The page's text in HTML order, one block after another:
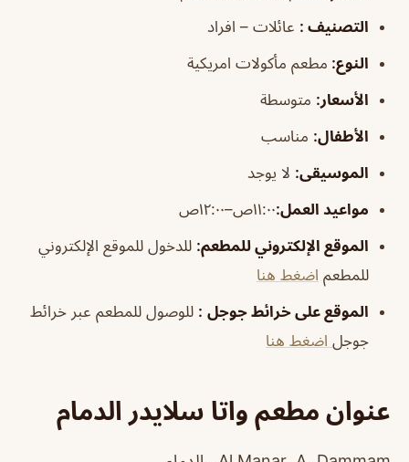
التصنيف : عائلات – افراد
النوع: مطعم مأكولات امريكية
الأسعار: متوسطة
الأطفال: مناسب
الموسيقى: لا يوجد
مواعيد العمل:١١:٠٠ص–١٢:٠٠ص
الموقع الإلكتروني للمطعم: للدخول للموقع الإلكتروني
للمطعم اضغط هنا
الموقع على خرائط جوجل : للوصول للمطعم عبر خرائط
جوجل اضغط هنا
عنوان مطعم واتا سلايدر الدمام